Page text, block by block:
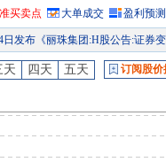
买卖点 大单成交 盈利预测
日发布《丽珠集团:H股公告:证券变
07月31日质押总比例3.05%，质押
07月24日质押总比例3.05%，质押
07月10日质押总比例3.05%，质押
天 四天 五天 订阅股价